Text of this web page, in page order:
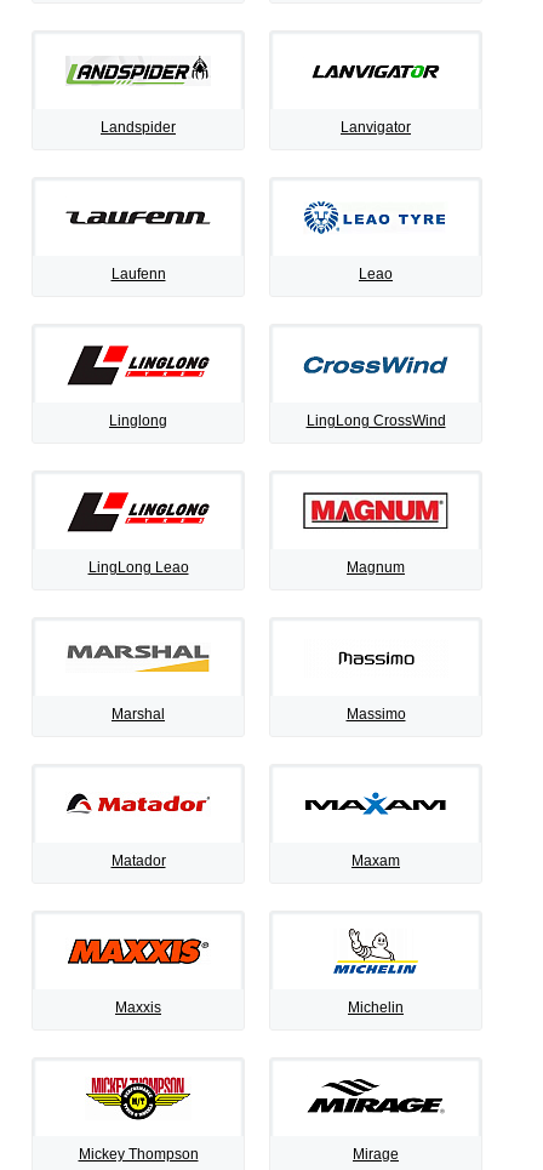
Landspider Lanvigator
Laufenn Leao
Linglong LingLong CrossWind
LingLong Leao Magnum
Marshal Massimo
Matador Maxam
Maxxis Michelin
Mickey Thompson Mirage